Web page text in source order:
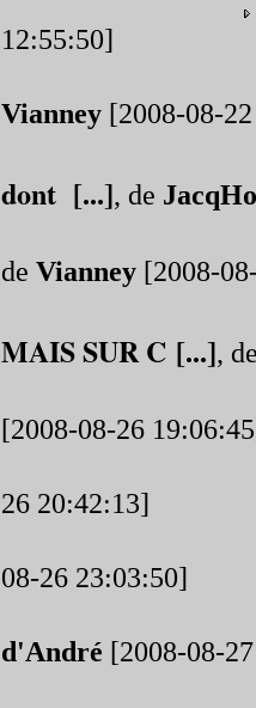
12:55:50]
Vianney[2008-08-
dont [...], de
de Vianney[2008-
MAIS SUR C [...], de
[2008-08-26
26 20:42:13]
08-26 23:03:50]
d'André [2008-08-